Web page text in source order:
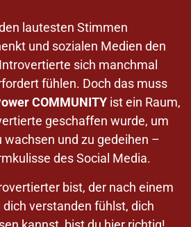
lautesten Stimmen
und sozialen Medien den
sich manchmal
fühlen. Doch das muss
COMMUNITY ist ein Raum,
geschaffen wurde, um
wachsen und zu gedeihen –
des Social Media.
bist, der nach einem
dich verstanden fühlst, dich